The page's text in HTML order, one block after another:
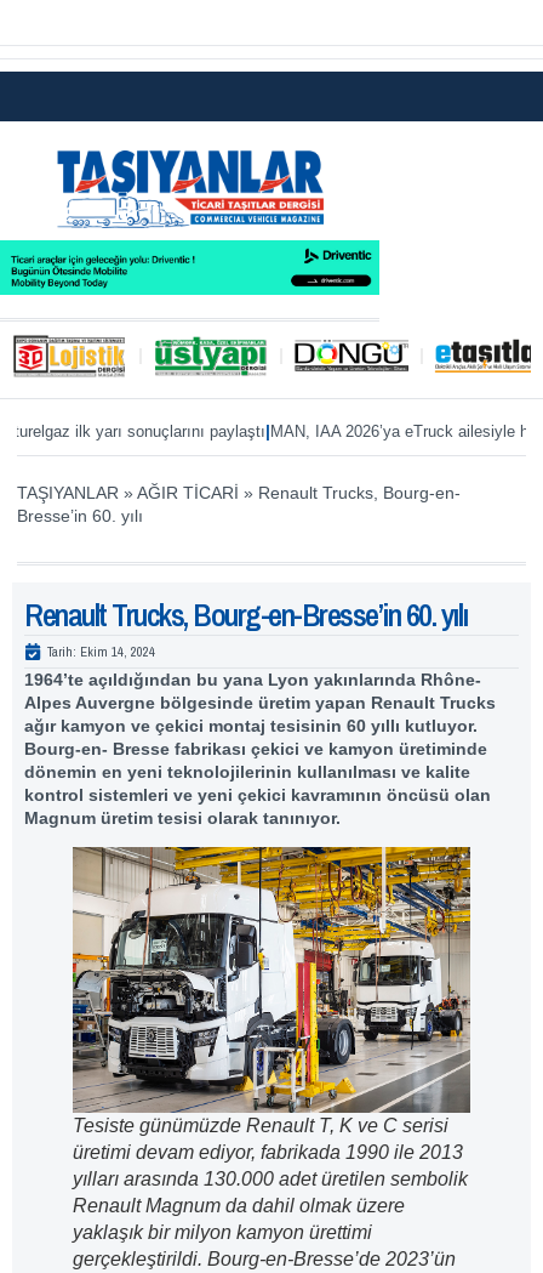
ilk yarı sonuçlarını paylaştı|MAN, IAA 2026’ya eTruck ailesiyle hazır|
TAŞIYANLAR »AĞIR TİCARİ » Renault Trucks, Bourg-en-
Bresse’in 60. yılı
Renault Trucks, Bourg-en-Bresse’in 60. yılı
Tarih: Ekim 14, 2024
1964’te açıldığından bu yana Lyon yakınlarında Rhône-
Alpes Auvergne bölgesinde üretim yapan Renault Trucks
ağır kamyon ve çekici montaj tesisinin 60 yıllı kutluyor.
Bourg-en- Bresse fabrikası çekici ve kamyon üretiminde
dönemin en yeni teknolojilerinin kullanılması ve kalite
kontrol sistemleri ve yeni çekici kavramının öncüsü olan
Magnum üretim tesisi olarak tanınıyor.
Tesiste günümüzde Renault T, K ve C serisi
üretimi devam ediyor, fabrikada 1990 ile 2013
yılları arasında 130.000 adet üretilen sembolik
Renault Magnum da dahil olmak üzere
yaklaşık bir milyon kamyon ürettimi
gerçekleştirildi. Bourg-en-Bresse’de 2023’ün